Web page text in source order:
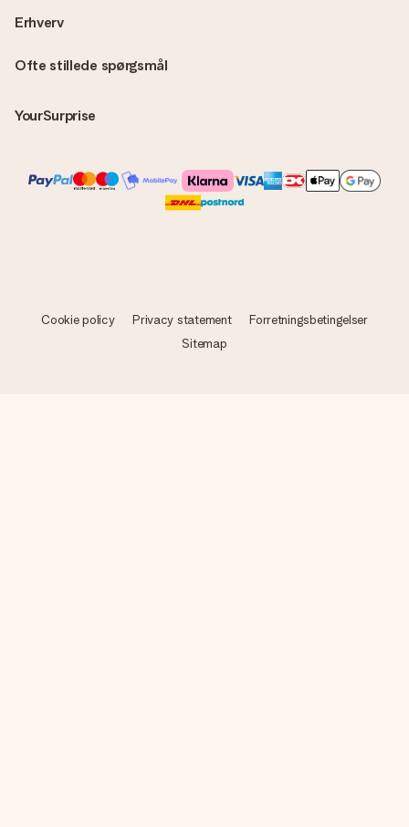
Ofte stillede spørgsmål
YourSurprise
Erhverv
Cookie policy Privacy statement
Forretningsbetingelser
Sitemap